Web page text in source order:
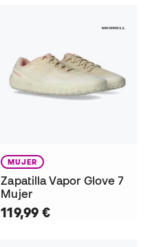
MUJER
Zapatilla Vapor Glove 7
Mujer
119,99 €